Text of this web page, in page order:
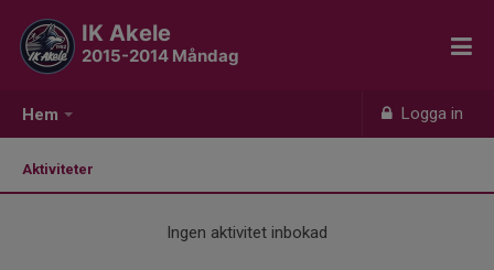
Hem Logga in
IK Akele
2015-2014 Måndag
Aktiviteter
Ingen aktivitet inbokad